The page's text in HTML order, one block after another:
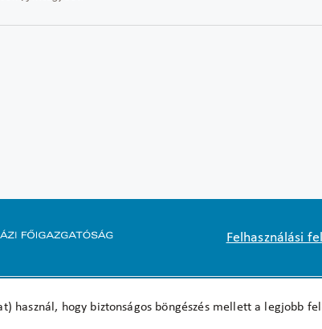
használ, hogy biztonságos böngészés mellett a legjobb
Felhasználási
nyilatkozat Impresszum